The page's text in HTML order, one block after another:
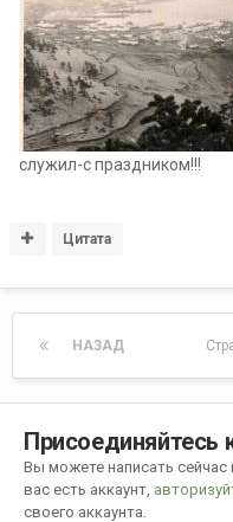
служил-с праздником!!!
Цитата
НАЗАД
Вы можете написать сейчас
вас есть аккаунт,
своего аккаунта.